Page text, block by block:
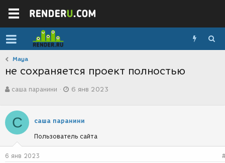
Maya
не сохраняется проект полностью
в
о
р
т
е
м
ы
саша паранини
а
с
з
д
6 янв 2023
С саша паранини
Пользователь сайта
6 янв 2023